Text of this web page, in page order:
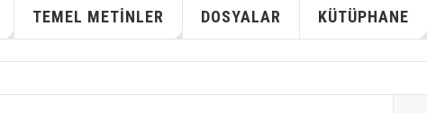
TEMEL METİNLER DOSYALAR KÜTÜPHANE